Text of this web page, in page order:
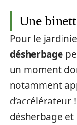
Une
Pour le
désherbage
un moment
notamment
désherbage et